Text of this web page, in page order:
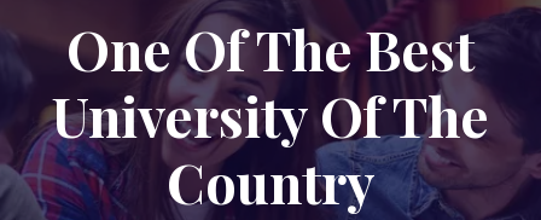
One Of The Best
University Of The
Country